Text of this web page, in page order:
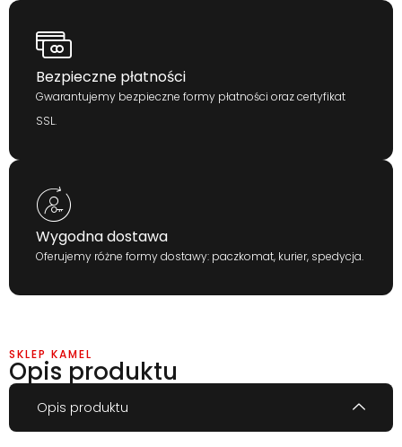
Bezpieczne płatności
Gwarantujemy bezpieczne formy płatności oraz certyfikat
SSL.
Wygodna dostawa
Oferujemy różne formy dostawy: paczkomat, kurier, spedycja.
SKLEP KAMEL
Opis produktu
Opis produktu